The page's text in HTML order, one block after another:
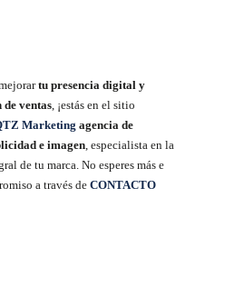
tu presencia digital y
ventas, ¡estás en el sitio
Marketing agencia de
e imagen, especialista en la
de tu marca. No esperes más e
a través de CONTACTO